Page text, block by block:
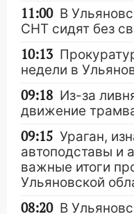
11:00 В
СНТ сидят без
10:13
недели в
09:18 Из-за
движение
09:15 Ураган,
автоподставы и
важные итоги
Ульяновской
08:20 В